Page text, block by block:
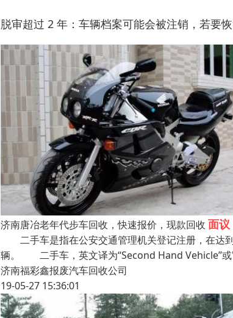
脱审超过 2 年：车辆档案可能会被注销，若要
济南唐冶老年代步车回收，快速报价，现款回收 面议
二手车是指在公安交通管理机关登记注册，在达
辆。 二手车，英文译为“Second Hand Vehicle”或
济南福彩鑫报废汽车回收公司
19-05-27 15:36:01